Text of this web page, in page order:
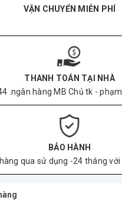
VẬN CHUYỂN MIỄN PHÍ
THANH TOÁN TẠI NHÀ
.ngân hàng MB Chủ tk -
BẢO HÀNH
qua sử dụng -24 tháng